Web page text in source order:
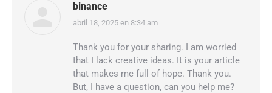
binance
dice:
abril 18, 2025 en 8:34 am
Thank you for your sharing. I am worried
that I lack creative ideas. It is your article
that makes me full of hope. Thank you.
But, I have a question, can you help me?